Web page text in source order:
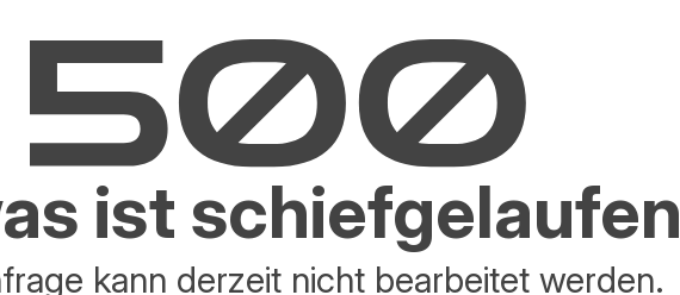
ist schiefgelaufen
kann derzeit nicht bearbeitet werden.